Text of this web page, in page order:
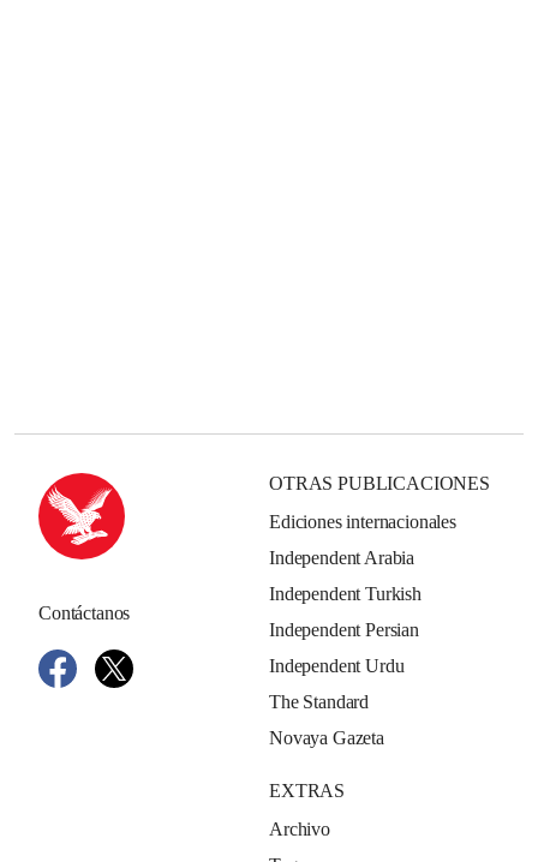
Contáctanos
OTRAS PUBLICACIONES
Ediciones internacionales
Independent Arabia
Independent Turkish
Independent Persian
Independent Urdu
The Standard
Novaya Gazeta
EXTRAS
Archivo